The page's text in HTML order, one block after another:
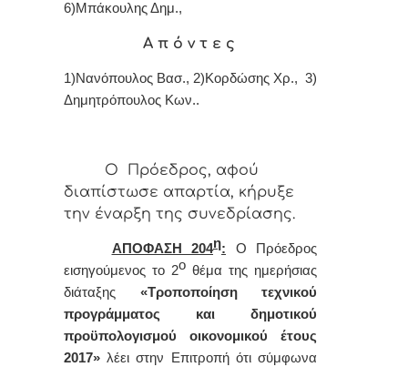
6)Μπάκουλης Δημ.,
Α π ό ν τ ε ς
1)Νανόπουλος Βασ., 2)Κορδώσης Χρ., 3)
Δημητρόπουλος Κων..
Ο Πρόεδρος, αφού
διαπίστωσε απαρτία, κήρυξε
την έναρξη της συνεδρίασης.
ΑΠΟΦΑΣΗ 204η:
Ο Πρόεδρος
εισηγούμενος το 2ο θέμα της ημερήσιας
διάταξης «Τροποποίηση τεχνικού
προγράμματος και δημοτικού
προϋπολογισμού οικονομικού έτους
2017»λέει στην Επιτροπήότισύμφωνα